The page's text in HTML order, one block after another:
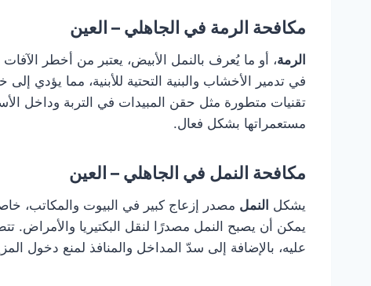
مكافحة الرمة في الجاهلي – العين
الرمة، أو ما يُعرف بالنمل الأبيض، يعتبر من أخطر
في تدمير الأخشاب والبنية التحتية للأبنية، مما يؤدي
تقنيات متطورة مثل حقن المبيدات في التربة وداخل
مستعمراتها بشكل فعال.
مكافحة النمل في الجاهلي – العين
يشكل النمل مصدر إزعاج كبير في البيوت والمكاتب،
يمكن أن يصبح النمل مصدرًا لنقل البكتيريا والأمراض.
عليه، بالإضافة إلى سدّ المداخل والمنافذ لمنع دخول